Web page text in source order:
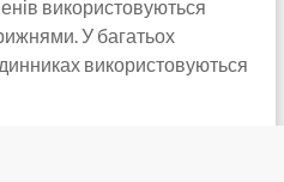
використовуються
У багатьох
використовуються